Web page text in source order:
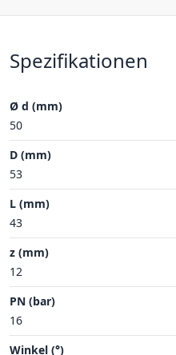
Spezifikationen
Ø d (mm)
50
D (mm)
53
L (mm)
43
z (mm)
12
PN (bar)
16
Winkel (°)